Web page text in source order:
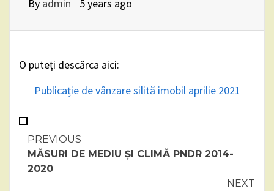
By admin 5 years ago
O puteți descărca aici:
Publicație de vânzare silită imobil aprilie 2021
Continue
Reading
PREVIOUS
MĂSURI DE MEDIU ȘI CLIMĂ PNDR 2014-
2020
NEXT